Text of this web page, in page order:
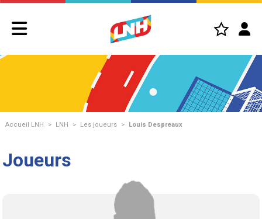
Accueil LNH > LNH > Les joueurs > Louis Despreaux
Joueurs